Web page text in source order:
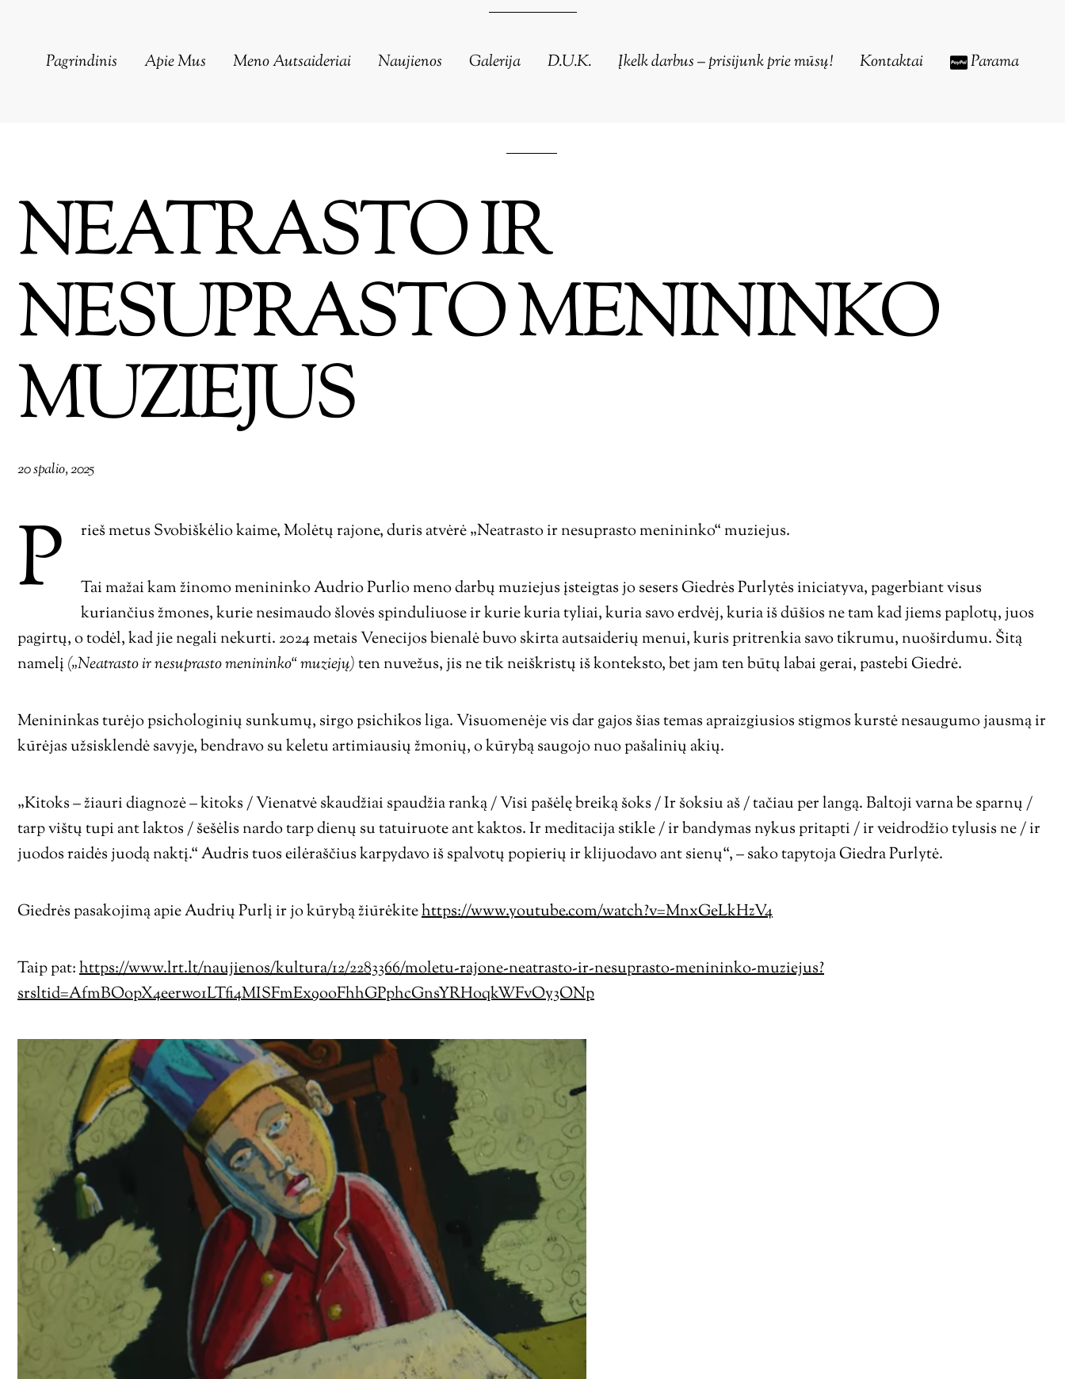
Pagrindinis Apie Mus Meno Autsaideriai Naujienos Galerija D.U.K. Įkelk darbus – prisijunk prie mūsų! Kontaktai Parama
NEATRASTO IR
NESUPRASTO MENININKO
MUZIEJUS
20 spalio, 2025
P rieš metus Svobiškėlio kaime, Molėtų rajone, duris atvėrė „Neatrasto ir nesuprasto menininko“ muziejus.
Tai mažai kam žinomo menininko Audrio Purlio meno darbų muziejus įsteigtas jo sesers Giedrės Purlytės iniciatyva, pagerbiant visus
kuriančius žmones, kurie nesimaudo šlovės spinduliuose ir kurie kuria tyliai, kuria savo erdvėj, kuria iš dūšios ne tam kad jiems paplotų, juos
pagirtų, o todėl, kad jie negali nekurti. 2024 metais Venecijos bienalė buvo skirta autsaiderių menui, kuris pritrenkia savo tikrumu, nuoširdumu. Šitą
namelį („Neatrasto ir nesuprasto menininko“ muziejų)ten nuvežus, jis ne tik neiškristų iš konteksto, bet jam ten būtų labai gerai, pastebi Giedrė.
Menininkas turėjo psichologinių sunkumų, sirgo psichikos liga. Visuomenėje vis dar gajos šias temas apraizgiusios stigmos kurstė nesaugumo jausmą ir
kūrėjas užsisklendė savyje, bendravo su keletu artimiausių žmonių, o kūrybą saugojo nuo pašalinių akių.
„Kitoks – žiauri diagnozė – kitoks / Vienatvė skaudžiai spaudžia ranką / Visi pašėlę breiką šoks / Ir šoksiu aš / tačiau per langą. Baltoji varna be sparnų /
tarp vištų tupi ant laktos / šešėlis nardo tarp dienų su tatuiruote ant kaktos. Ir meditacija stikle / ir bandymas nykus pritapti / ir veidrodžio tylusis ne / ir
juodos raidės juodą naktį.“ Audris tuos eilėraščius karpydavo iš spalvotų popierių ir klijuodavo ant sienų“, – sako tapytoja Giedra Purlytė.
Giedrės pasakojimą apie Audrių Purlį ir jo kūrybą žiūrėkitehttps://www.youtube.com/watch?v=MnxGeLkHzV4
Taip pat:https://www.lrt.lt/naujienos/kultura/12/2283366/moletu-rajone-neatrasto-ir-nesuprasto-menininko-muziejus?
srsltid=AfmBOopX4eerw01LTfi4MISFmEx9ooFhhGPphcGnsYRHoqkWFvOy3ONp